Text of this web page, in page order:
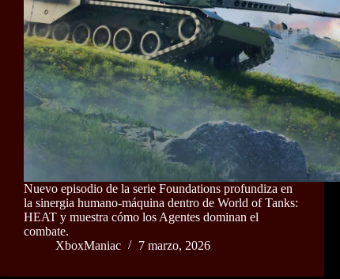
Nuevo episodio de la serie Foundations profundiza en
la sinergia humano‑máquina dentro de World of Tanks:
HEAT y muestra cómo los Agentes dominan el
combate.
XboxManiac
7 marzo, 2026